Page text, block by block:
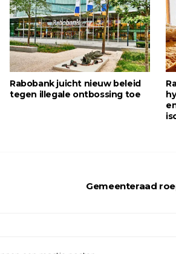
Rabobank juicht nieuw beleid
tegen illegale ontbossing toe
Gemeenteraad